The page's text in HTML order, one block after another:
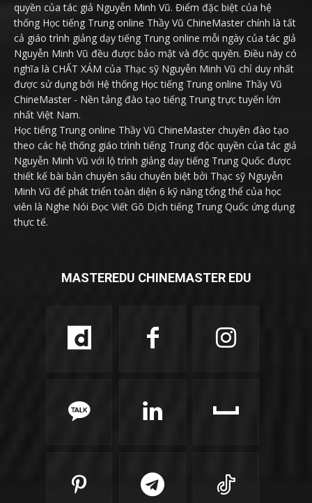
quyền của tác giả Nguyễn Minh Vũ. Điểm đặc biệt của hệ
thống Học tiếng Trung online Thầy Vũ ChineMaster chính là tất
cả giáo trình giảng dạy tiếng Trung online mỗi ngày của tác giả
Nguyễn Minh Vũ đều được bảo mật và độc quyền. Điều này có
nghĩa là CHẤT XÁM của Thạc sỹ Nguyễn Minh Vũ chỉ duy nhất
được sử dụng bởi Hệ thống Học tiếng Trung online Thầy Vũ
ChineMaster - Nền tảng đào tạo tiếng Trung trực tuyến lớn
nhất Việt Nam.
Học tiếng Trung online Thầy Vũ ChineMaster chuyên đào tạo
theo các hệ thống giáo trình tiếng Trung độc quyền của tác giả
Nguyễn Minh Vũ với lộ trình giảng dạy tiếng Trung Quốc được
thiết kế bài bản chuyên sâu chuyên biệt bởi Thạc sỹ Nguyễn
Minh Vũ để phát triển toàn diện 6 kỹ năng tổng thể của học
viên là Nghe Nói Đọc Viết Gõ Dịch tiếng Trung Quốc ứng dụng
thực tế.
MASTEREDU CHINEMASTER EDU